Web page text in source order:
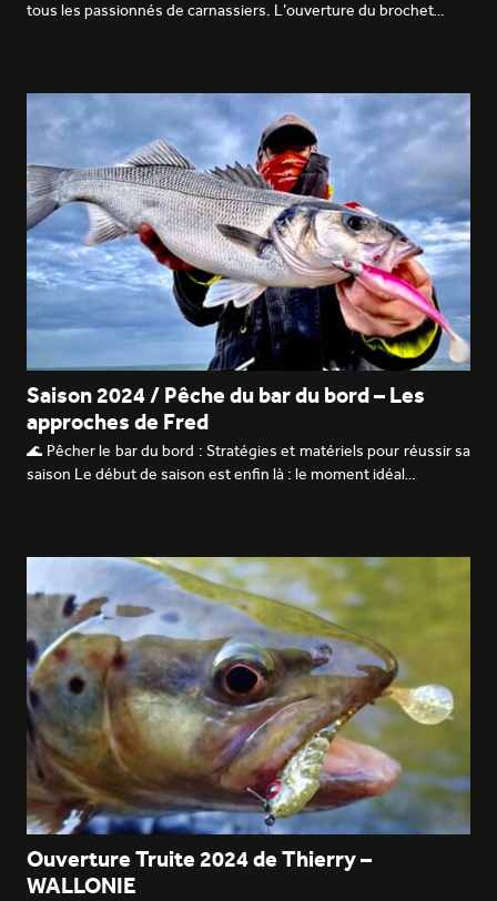
tous les passionnés de carnassiers. L’ouverture du brochet…
Saison 2024 / Pêche du bar du bord – Les
approches de Fred
🌊 Pêcher le bar du bord : Stratégies et matériels pour réussir sa
saison Le début de saison est enfin là : le moment idéal…
Ouverture Truite 2024 de Thierry –
WALLONIE